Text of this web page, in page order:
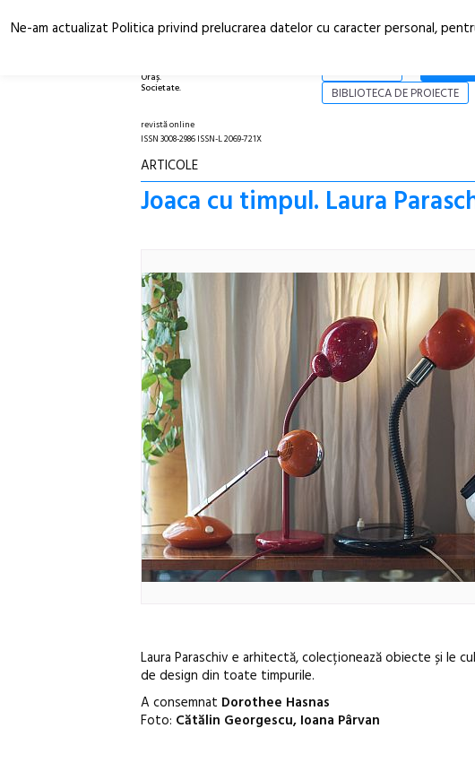
Oraș.
Societate.
BIBLIOTECA DE PROIECTE
revistă online
ISSN 3008-2986 ISSN-L 2069-721X
ARTICOLE
Joaca cu timpul. Laura
Laura Paraschiv e arhitectă, colecționează obiecte și le
de design din toate timpurile.
A consemnat Dorothee Hasnas
Foto: Cătălin Georgescu, Ioana Pârvan
Ne-am actualizat Politica privind prelucrarea datelor cu caracter personal,